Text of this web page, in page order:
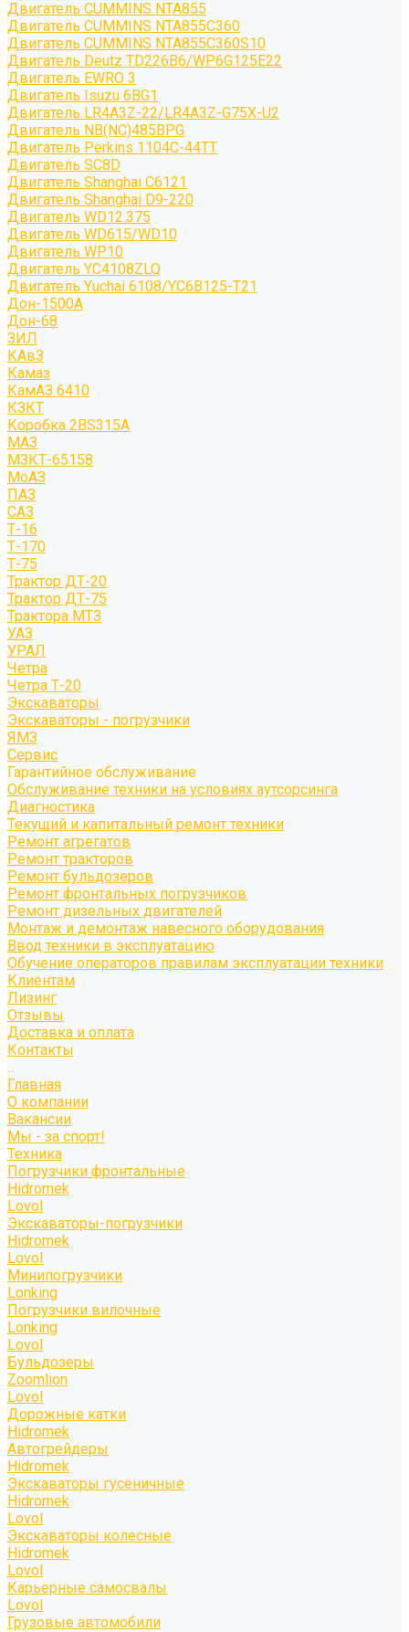
Двигатель CUMMINS NTA855
Двигатель CUMMINS NTA855C360
Двигатель CUMMINS NTA855C360S10
Двигатель Deutz TD226B6/WP6G125E22
Двигатель EWRO 3
Двигатель Isuzu 6BG1
Двигатель LR4A3Z-22/LR4A3Z-G75X-U2
Двигатель NB(NC)485BPG
Двигатель Perkins 1104C-44TT
Двигатель SC8D
Двигатель Shanghai C6121
Двигатель Shanghai D9-220
Двигатель WD12.375
Двигатель WD615/WD10
Двигатель WP10
Двигатель YC4108ZLQ
Двигатель Yuchai 6108/YC6B125-T21
Дон-1500А
Дон-68
ЗИЛ
КАвЗ
Камаз
КамАЗ 6410
КЗКТ
Коробка 2BS315A
МАЗ
МЗКТ-65158
МоАЗ
ПАЗ
САЗ
Т-16
Т-170
Т-75
Трактор ДТ-20
Трактор ДТ-75
Трактора МТЗ
УАЗ
УРАЛ
Четра
Четра Т-20
Экскаваторы
Экскаваторы - погрузчики
ЯМЗ
Сервис
Гарантийное обслуживание
Обслуживание техники на условиях аутсорсинга
Диагностика
Текущий и капитальный ремонт техники
Ремонт агрегатов
Ремонт тракторов
Ремонт бульдозеров
Ремонт фронтальных погрузчиков
Ремонт дизельных двигателей
Монтаж и демонтаж навесного оборудования
Ввод техники в эксплуатацию
Обучение операторов правилам эксплуатации техники
Клиентам
Лизинг
Отзывы
Доставка и оплата
Контакты
...
Главная
О компании
Вакансии
Мы - за спорт!
Техника
Погрузчики фронтальные
Hidromek
Lovol
Экскаваторы-погрузчики
Hidromek
Lovol
Минипогрузчики
Lonking
Погрузчики вилочные
Lonking
Lovol
Бульдозеры
Zoomlion
Lovol
Дорожные катки
Hidromek
Автогрейдеры
Hidromek
Экскаваторы гусеничные
Hidromek
Lovol
Экскаваторы колесные
Hidromek
Lovol
Карьерные самосвалы
Lovol
Грузовые автомобили